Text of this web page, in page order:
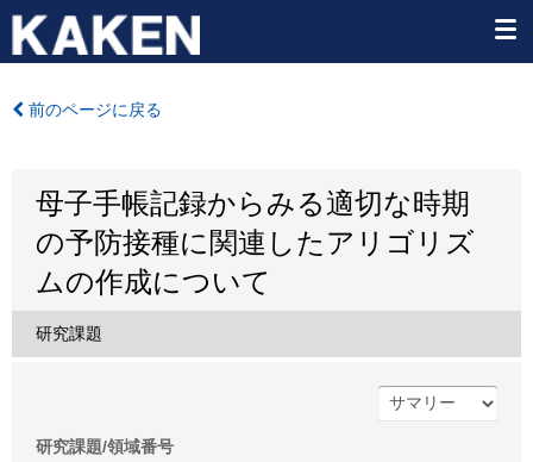
前のページに戻る
母子手帳記録からみる適切な時期
の予防接種に関連したアリゴリズ
ムの作成について
研究課題
研究課題/領域番号